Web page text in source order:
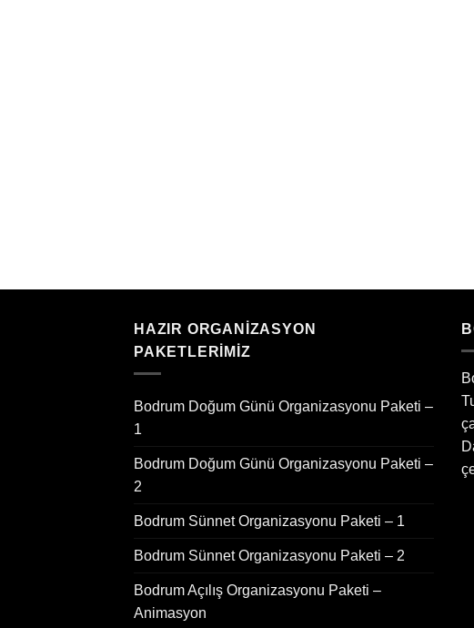
HAZIR ORGANIZASYON
PAKETLERIMIZ
Bodrum Doğum Günü Organizasyonu Paketi –
1
Bodrum Doğum Günü Organizasyonu Paketi –
2
Bodrum Sünnet Organizasyonu Paketi – 1
Bodrum Sünnet Organizasyonu Paketi – 2
Bodrum Açılış Organizasyonu Paketi –
Animasyon